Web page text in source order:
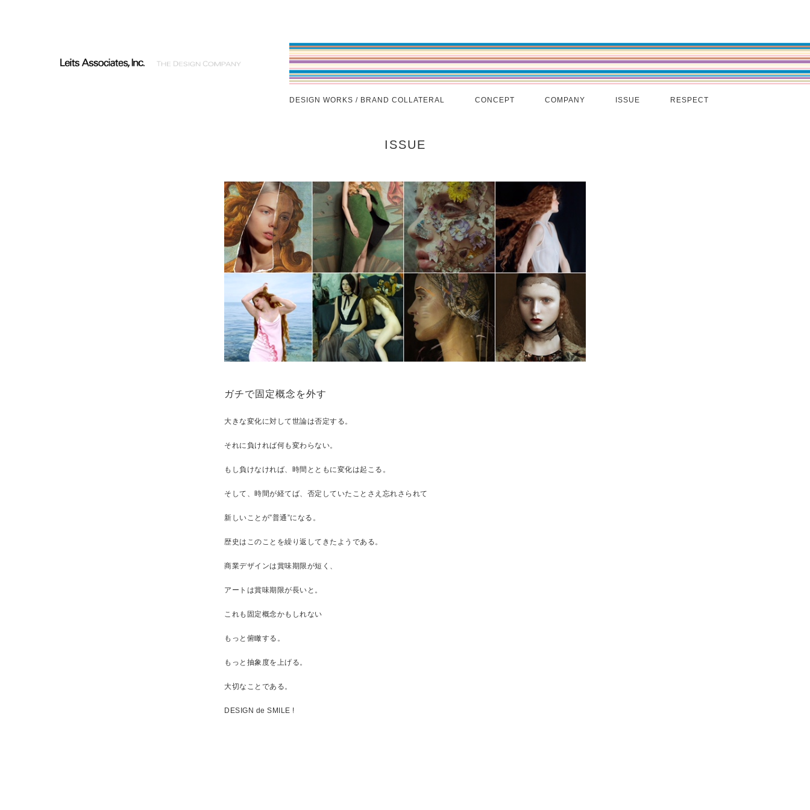
DESIGN WORKS / BRAND COLLATERAL CONCEPT COMPANY ISSUE RESPECT
ISSUE
ガチで固定概念を外す
大きな変化に対して世論は否定する。
それに負ければ何も変わらない。
もし負けなければ、時間とともに変化は起こる。
そして、時間が経てば、否定していたことさえ忘れさられて
新しいことが”普通”になる。
歴史はこのことを繰り返してきたようである。
商業デザインは賞味期限が短く、
アートは賞味期限が長いと。
これも固定概念かもしれない
もっと俯瞰する。
もっと抽象度を上げる。
大切なことである。
DESIGN de SMILE !